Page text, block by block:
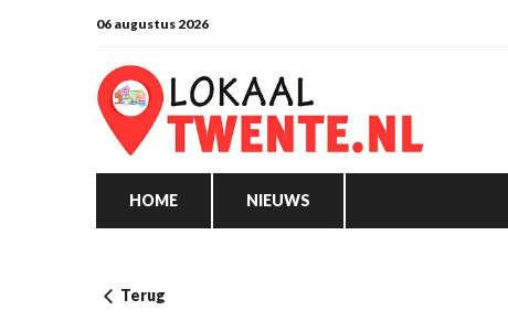
06 augustus 2026
HOME NIEUWS
Terug